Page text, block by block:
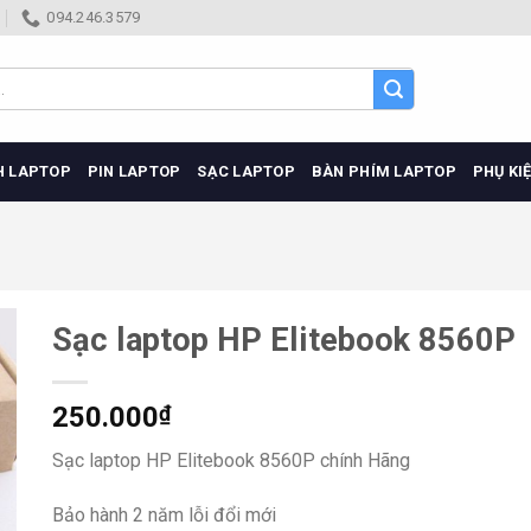
094.246.3579
LAPTOP PIN LAPTOP SẠC LAPTOP BÀN PHÍM LAPTOP PHỤ
Sạc laptop HP Elitebook 8560P
250.000₫
Sạc laptop HP Elitebook 8560P chính Hãng
Bảo hành 2 năm lỗi đổi mới